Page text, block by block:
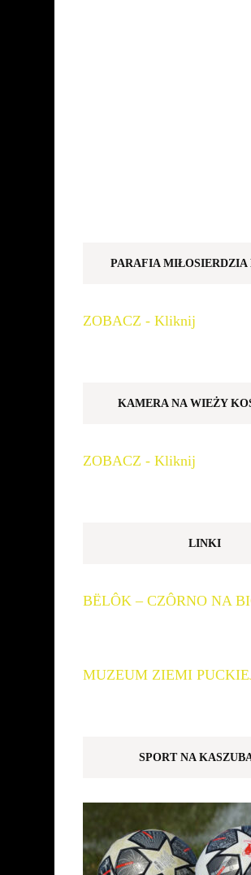
PARAFIA MIŁOSIERDZIA
ZOBACZ - Kliknij
KAMERA NA WIEŻY
ZOBACZ - Kliknij
LINKI
BËLÔK – CZÔRNO NA
MUZEUM ZIEMI
SPORT NA